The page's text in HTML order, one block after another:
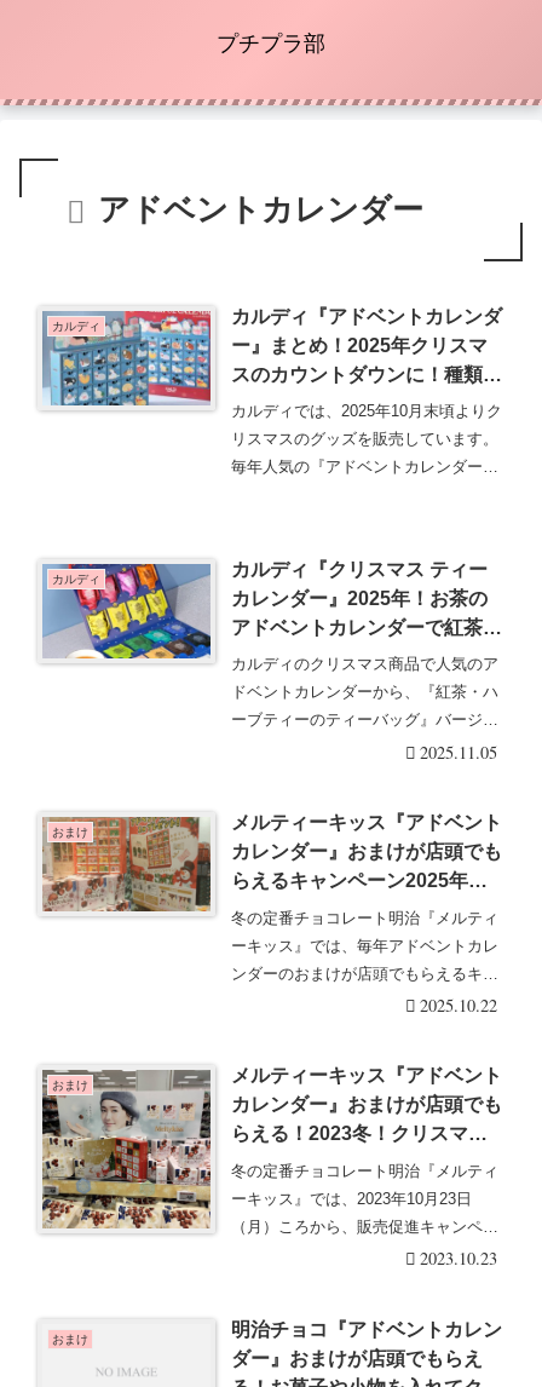
プチプラ部
アドベントカレンダー
カルディ
カルディ『アドベントカレンダ
ー』まとめ！2025年クリスマ
スのカウントダウンに！種類・
口コミ・おすすめ！
カルディでは、2025年10月末頃よりク
リスマスのグッズを販売しています。
毎年人気の『アドベントカレンダー』
カルディ
カルディ『クリスマス ティー
カレンダー』2025年！お茶の
アドベントカレンダーで紅茶、
ハーブティーなど！トワイニン
グから発売！
カルディのクリスマス商品で人気のア
ドベントカレンダーから、『紅茶・ハ
ーブティーのティーバッグ』バージョ
ンが販売して人気に・・・続きを読む
2025.11.05
おまけ
メルティーキッス『アドベント
カレンダー』おまけが店頭でも
らえるキャンペーン2025年
冬！開催店はどこ？クリスマス
までのカウントダウンに！
冬の定番チョコレート明治『メルティ
ーキッス』では、毎年アドベントカレ
ンダーのおまけが店頭でもらえるキャ
ンペーンを開催して・・・続きを読む
2025.10.22
おまけ
メルティーキッス『アドベント
カレンダー』おまけが店頭でも
らえる！2023冬！クリスマス
までのカウントダウンに！開催
店はどこ？10/23ころ~！
冬の定番チョコレート明治『メルティ
ーキッス』では、2023年10月23日
（月）ころから、販売促進キャンペー
ンを開催してい・・・続きを読む
2023.10.23
おまけ
明治チョコ『アドベントカレン
ダー』おまけが店頭でもらえ